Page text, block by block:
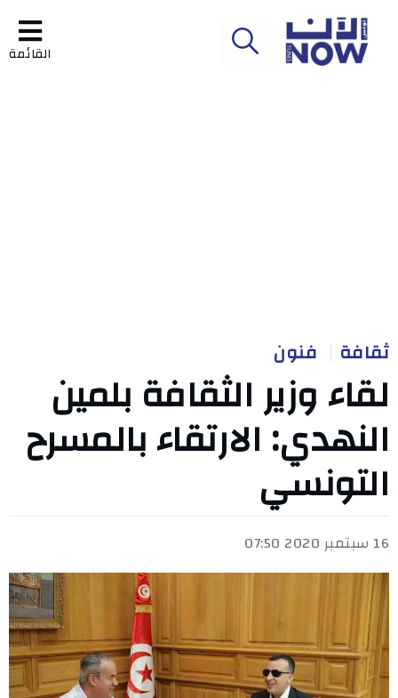
القائمة
ثقافة فنون
لقاء وزير الثقافة بلمين
النهدي: الارتقاء بالمسرح
التونسي
16 سبتمبر 2020 07:50